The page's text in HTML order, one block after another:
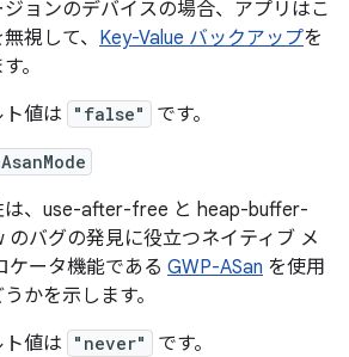
ョンのデバイスの場合、アプリはこ
視して、 Key-Value バックアップを
。
値は
"false" です。
は、use-after-free と heap-buffer-
バグの発見に役立つネイティブ メ
ケータ機能である GWP-ASan を使用
かを示します。
値は
"never" です。